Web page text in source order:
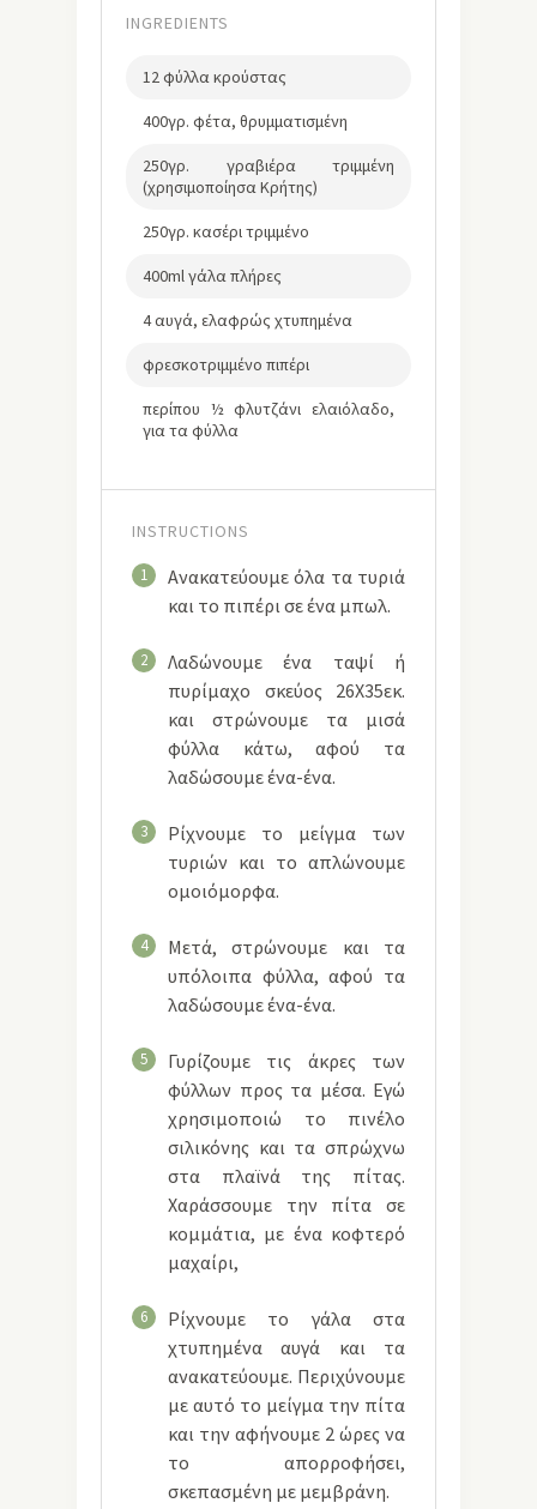
INGREDIENTS
12 φύλλα κρούστας
400γρ. φέτα, θρυμματισμένη
250γρ. γραβιέρα τριμμένη
(χρησιμοποίησα Κρήτης)
250γρ. κασέρι τριμμένο
400ml γάλα πλήρες
4 αυγά, ελαφρώς χτυπημένα
φρεσκοτριμμένο πιπέρι
περίπου ½ φλυτζάνι ελαιόλαδο,
για τα φύλλα
INSTRUCTIONS
1
Ανακατεύουμε όλα τα τυριά
και το πιπέρι σε ένα μπωλ.
2
Λαδώνουμε ένα ταψί ή
πυρίμαχο σκεύος 26Χ35εκ.
και στρώνουμε τα μισά
φύλλα κάτω, αφού τα
λαδώσουμε ένα-ένα.
3
Ρίχνουμε το μείγμα των
τυριών και το απλώνουμε
ομοιόμορφα.
4
Μετά, στρώνουμε και τα
υπόλοιπα φύλλα, αφού τα
λαδώσουμε ένα-ένα.
5
Γυρίζουμε τις άκρες των
φύλλων προς τα μέσα. Εγώ
χρησιμοποιώ το πινέλο
σιλικόνης και τα σπρώχνω
στα πλαϊνά της πίτας.
Χαράσσουμε την πίτα σε
κομμάτια, με ένα κοφτερό
μαχαίρι,
6
Ρίχνουμε το γάλα στα
χτυπημένα αυγά και τα
ανακατεύουμε. Περιχύνουμε
με αυτό το μείγμα την πίτα
και την αφήνουμε 2 ώρες να
το απορροφήσει,
σκεπασμένη με μεμβράνη.